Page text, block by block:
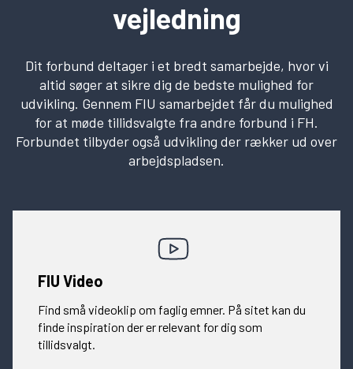
vejledning
Dit forbund deltager i et bredt samarbejde, hvor vi
altid søger at sikre dig de bedste mulighed for
udvikling. Gennem FIU samarbejdet får du mulighed
for at møde tillidsvalgte fra andre forbund i FH.
Forbundet tilbyder også udvikling der rækker ud over
arbejdspladsen.
FIU Video
Find små videoklip om faglig emner. På sitet kan du
finde inspiration der er relevant for dig som
tillidsvalgt.